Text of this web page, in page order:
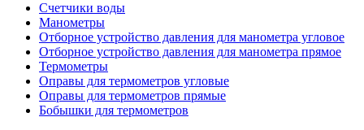
Счетчики воды
Манометры
Отборное устройство давления для манометра угловое
Отборное устройство давления для манометра прямое
Термометры
Оправы для термометров угловые
Оправы для термометров прямые
Бобышки для термометров